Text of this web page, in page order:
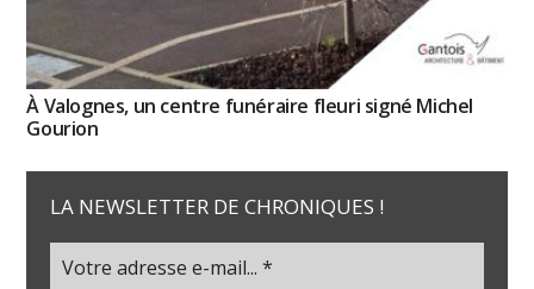
À Valognes, un centre funéraire fleuri signé Michel
Gourion
LA NEWSLETTER DE CHRONIQUES !